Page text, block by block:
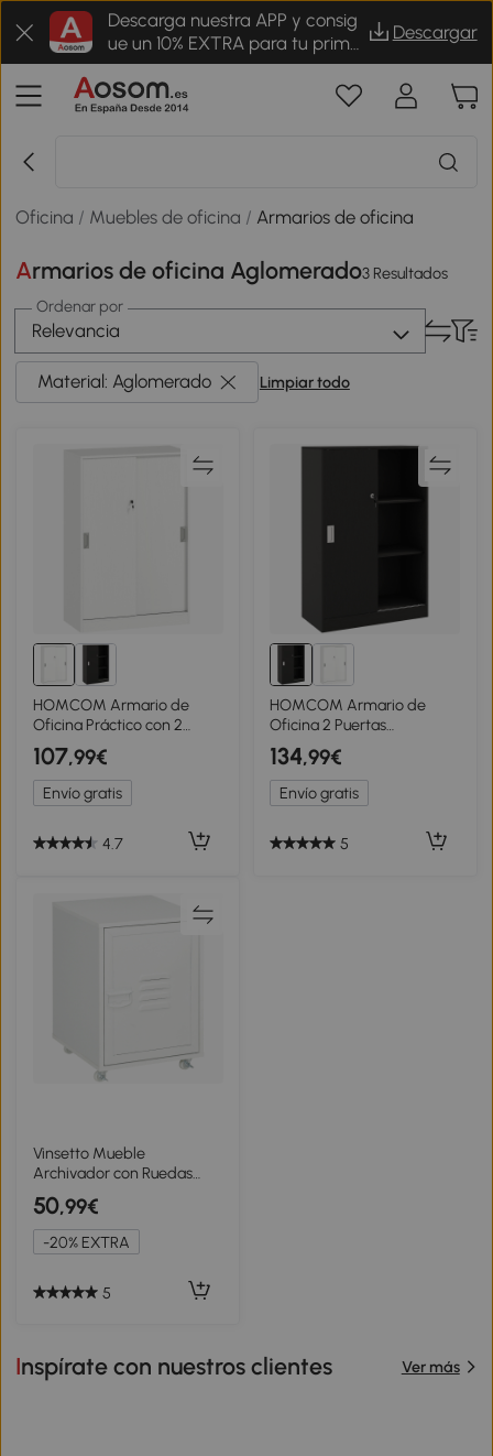
Descarga nuestra APP y consig
ue un 10% EXTRA para tu prime
r pedido
Descargar
Oficina / Muebles de oficina / Armarios de oficina
Armarios de oficina Aglomerado3 Resultados
Ordenar por
Relevancia
Material: Aglomerado Limpiar todo
HOMCOM Armario de
Oficina Práctico con 2
Puertas Correderas Llaves y
3 Estantes para Despacho
Estudio 80x40x120 cm
Blanco
107,99€
Envío gratis
4.7
HOMCOM Armario de
Oficina 2 Puertas
correderas con cerradura
80x40x120 cm 2 estantes
Paneles de Partículas Negro
134,99€
Envío gratis
5
Vinsetto Mueble
Archivador con Ruedas
Estante Ajustable y Puerta
de Metal para Tamaño A4
para Estudio 38x38,5x55,5
cm Blanco
50,99€
-20% EXTRA
5
Inspírate con nuestros clientes Ver más